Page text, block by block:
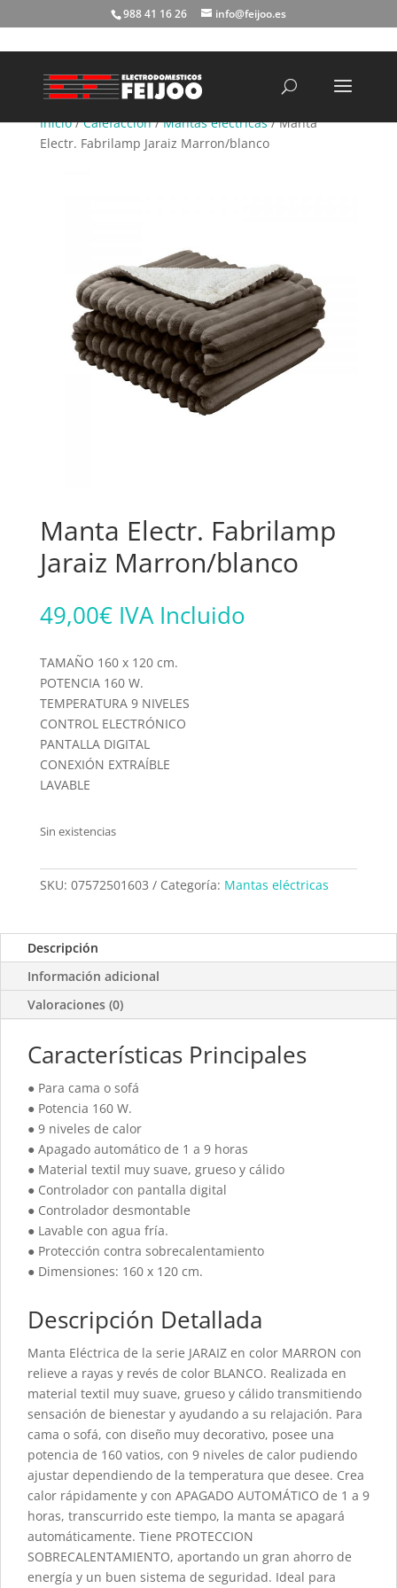
988 41 16 26 info@feijoo.es
Inicio/Calefacción/Mantas eléctricas/ Manta
Electr. Fabrilamp Jaraiz Marron/blanco
Manta Electr. Fabrilamp
Jaraiz Marron/blanco
49,00€ IVA Incluido
TAMAÑO 160 x 120 cm.
POTENCIA 160 W.
TEMPERATURA 9 NIVELES
CONTROL ELECTRÓNICO
PANTALLA DIGITAL
CONEXIÓN EXTRAÍBLE
LAVABLE
Sin existencias
SKU: 07572501603 Categoría: Mantas eléctricas
Descripción
Información adicional
Valoraciones (0)
Características Principales
● Para cama o sofá
● Potencia 160 W.
● 9 niveles de calor
● Apagado automático de 1 a 9 horas
● Material textil muy suave, grueso y cálido
● Controlador con pantalla digital
● Controlador desmontable
● Lavable con agua fría.
● Protección contra sobrecalentamiento
● Dimensiones: 160 x 120 cm.
Descripción Detallada
Manta Eléctrica de la serie JARAIZ en color MARRON con
relieve a rayas y revés de color BLANCO. Realizada en
material textil muy suave, grueso y cálido transmitiendo
sensación de bienestar y ayudando a su relajación. Para
cama o sofá, con diseño muy decorativo, posee una
potencia de 160 vatios, con 9 niveles de calor pudiendo
ajustar dependiendo de la temperatura que desee. Crea
calor rápidamente y con APAGADO AUTOMÁTICO de 1 a 9
horas, transcurrido este tiempo, la manta se apagará
automáticamente. Tiene PROTECCION
SOBRECALENTAMIENTO, aportando un gran ahorro de
energía y un buen sistema de seguridad. Ideal para